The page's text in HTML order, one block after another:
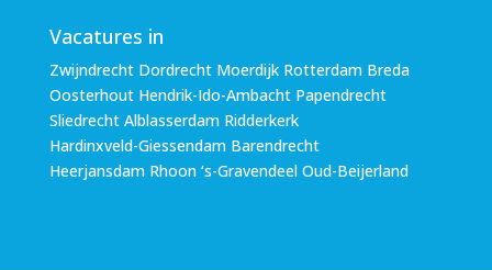
Vacatures in
Zwijndrecht Dordrecht Moerdijk Rotterdam Breda
Oosterhout Hendrik-Ido-Ambacht Papendrecht
Sliedrecht Alblasserdam Ridderkerk
Hardinxveld-Giessendam Barendrecht
Heerjansdam Rhoon ‘s-Gravendeel Oud-Beijerland